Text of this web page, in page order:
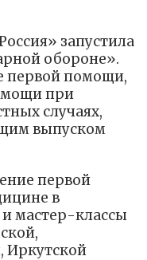
запустила
обороне».
первой помощи,
при
случаях,
выпуском
первой
в
мастер-классы
Иркутской